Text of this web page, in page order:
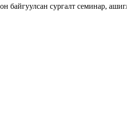
байгуулсан сургалт семинар,